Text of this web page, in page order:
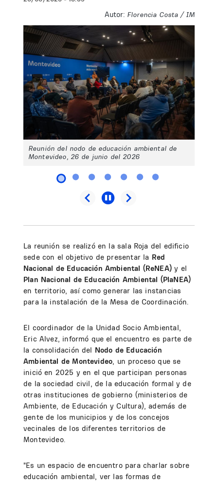
Autor: Florencia Costa / IM
Reunión del nodo de educación ambiental de
Montevideo, 26 de junio del 2026
La reunión se realizó en la sala Roja del edificio
sede con el objetivo de presentar la Red
Nacional de Educación Ambiental (ReNEA)y el
Plan Nacional de Educación Ambiental (PlaNEA)
en territorio, así como generar las instancias
para la instalación de la Mesa de Coordinación.
El coordinador de la Unidad Socio Ambiental,
Eric Alvez, informó que el encuentro es parte de
la consolidación del Nodo de Educación
Ambiental de Montevideo, un proceso que se
inició en 2025 y en el que participan personas
de la sociedad civil, de la educación formal y de
otras instituciones de gobierno (ministerios de
Ambiente, de Educación y Cultura), además de
gente de los municipios y de los concejos
vecinales de los diferentes territorios de
Montevideo.
"Es un espacio de encuentro para charlar sobre
educación ambiental, ver las formas de